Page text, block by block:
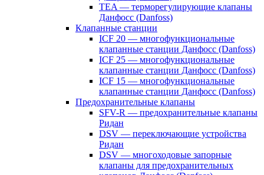
TEA — терморегулирующие клапаны
Данфосс (Danfoss)
Клапанные станции
ICF 20 — многофункциональные
клапанные станции Данфосс (Danfoss)
ICF 25 — многофункциональные
клапанные станции Данфосс (Danfoss)
ICF 15 — многофункциональные
клапанные станции Данфосс (Danfoss)
Предохранительные клапаны
SFV-R — предохранительные клапаны
Ридан
DSV — переключающие устройства
Ридан
DSV — многоходовые запорные
клапаны для предохранительных